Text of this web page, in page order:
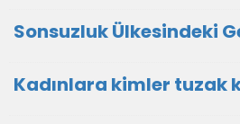
Sonsuzluk Ülkesindeki
Kadınlara kimler tuzak